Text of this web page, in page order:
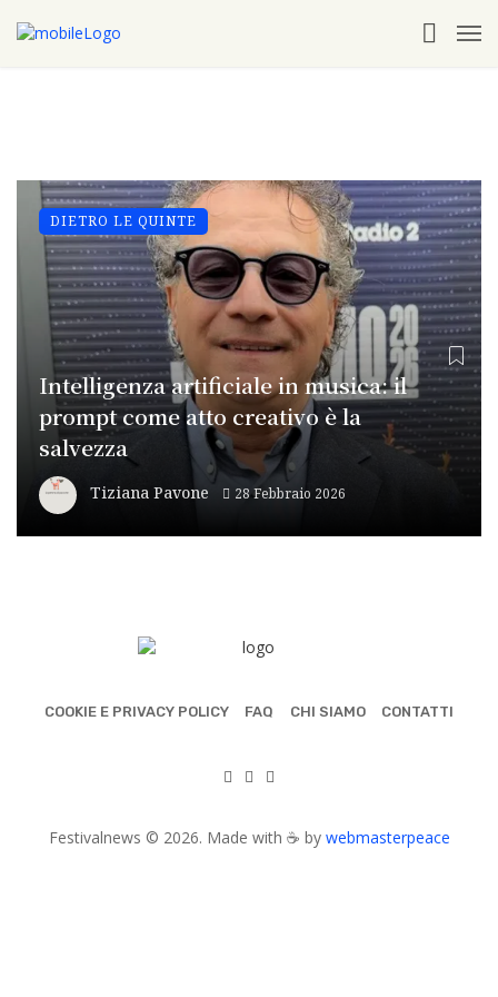
Intelligenza artificiale in musica: il
prompt come atto creativo è la
salvezza
Tiziana Pavone 28 Febbraio 2026
DIETRO LE QUINTE
COOKIE E PRIVACY POLICY FAQ CHI SIAMO CONTATTI
Festivalnews © 2026. Made with ☕ by webmasterpeace